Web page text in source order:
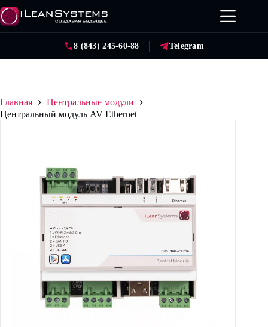
Перейти
к
сути
8 (843) 245-60-88 Telegram
Главная
Центральные модули
Центральный модуль AV Ethernet